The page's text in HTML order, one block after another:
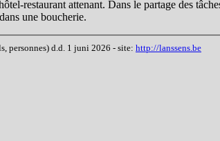
restaurant attenant. Dans le partage des
une boucherie.
personnes) d.d. 1 juni 2026 - site: http://lanssens.be